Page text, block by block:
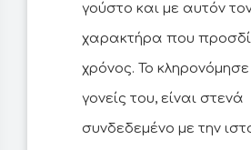
γούστο και με αυτόν
χαρακτήρα που
χρόνος. Το
γονείς του, είναι στενά
συνδεδεμένο με την